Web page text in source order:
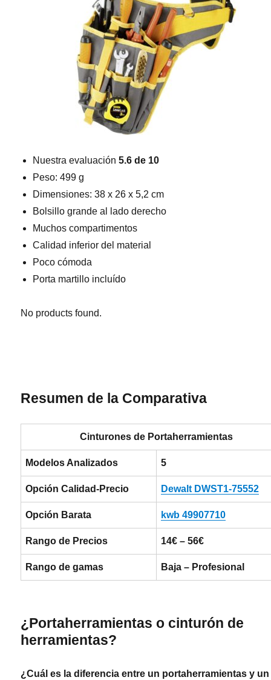
Nuestra evaluación5.6 de 10
Peso: 499 g
Dimensiones: 38 x 26 x 5,2 cm
Bolsillo grande al lado derecho
Muchos compartimentos
Calidad inferior del material
Poco cómoda
Porta martillo incluído
No products found.
Resumen de la Comparativa
Cinturones de Portaherramientas
Modelos Analizados 5
Opción Calidad-Precio Dewalt DWST1-75552
Opción Barata kwb 49907710
Rango de Precios 14€ – 56€
Rango de gamas Baja – Profesional
¿Portaherramientas o cinturón de
herramientas?
¿Cuál es la diferencia entre un portaherramientas y un